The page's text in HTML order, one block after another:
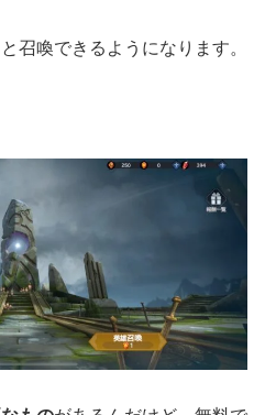
召喚できるようになります。